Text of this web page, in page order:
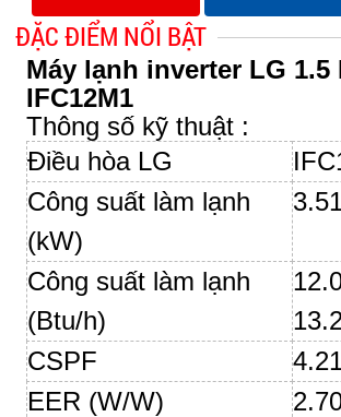
ĐẶC ĐIỂM NỔI BẬT
Máy lạnh inverter LG 1.5
IFC12M1
Thông số kỹ thuật :
Điều hòa LG
Công suất làm lạnh
(kW)
Công suất làm lạnh
(Btu/h)
CSPF
EER (W/W)